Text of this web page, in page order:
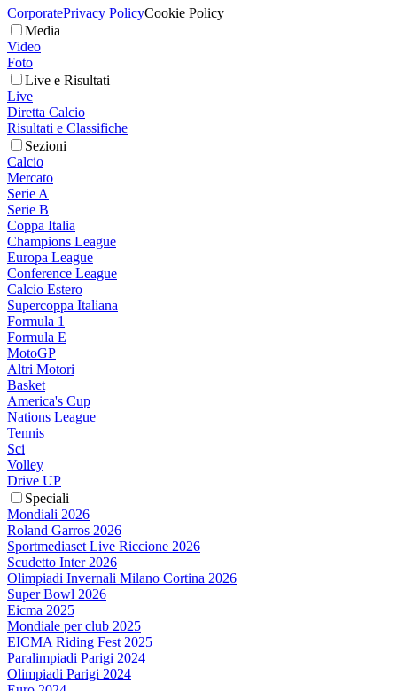
CorporatePrivacy PolicyCookie Policy
Media
Video
Foto
Live e Risultati
Live
Diretta Calcio
Risultati e Classifiche
Sezioni
Calcio
Mercato
Serie A
Serie B
Coppa Italia
Champions League
Europa League
Conference League
Calcio Estero
Supercoppa Italiana
Formula 1
Formula E
MotoGP
Altri Motori
Basket
America's Cup
Nations League
Tennis
Sci
Volley
Drive UP
Speciali
Mondiali 2026
Roland Garros 2026
Sportmediaset Live Riccione 2026
Scudetto Inter 2026
Olimpiadi Invernali Milano Cortina 2026
Super Bowl 2026
Eicma 2025
Mondiale per club 2025
EICMA Riding Fest 2025
Paralimpiadi Parigi 2024
Olimpiadi Parigi 2024